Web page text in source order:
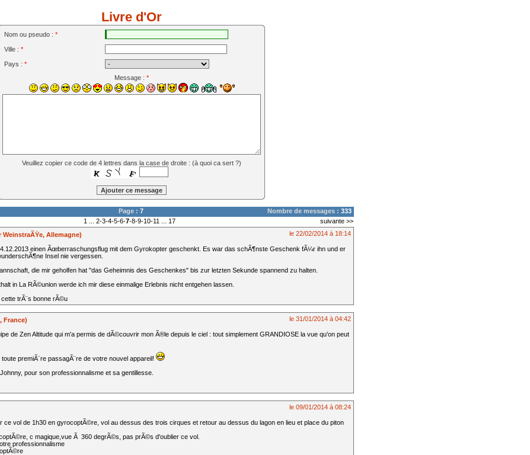
Livre d'Or
Nom ou pseudo : *
Ville : *
Pays : *
Message : *
Veuillez copier ce code de 4 lettres dans la case de droite : (à quoi ca sert ?)
Page : 7 Nombre de messages : 333
1 2-3-4-5-6-7-8-9-10-11 17
suivante >>
le 22/02/2014 à 18:14
Allemagne)
einen Ãœberraschungsflug mit dem Gyrokopter geschenkt. Es war das schÃ¶nste Geschenk fÃ¼r ihn und er
Insel nie vergessen.
die mir geholfen hat "das Geheimnis des Geschenkes" bis zur letzten Sekunde spannend zu halten.
in La RÃ©union werde ich mir diese einmalige Erlebnis nicht entgehen lassen.
trÃ¨s bonne rÃ©u
le 31/01/2014 à 04:42
France)
de Zen Altitude qui m'a permis de dÃ©couvrir mon Ã®le depuis le ciel : tout simplement GRANDIOSE la vue qu'on peut
premiÃ¨re passagÃ¨re de votre nouvel appareil!
pour son professionnalisme et sa gentillesse.
le 09/01/2014 à 08:24
vol de 1h30 en gyrocoptÃ©re, vol au dessus des trois cirques et retour au dessus du lagon en lieu et place du piton
c magique,vue Ã 360 degrÃ©s, pas prÃ©s d'oublier ce vol.
professionnalisme